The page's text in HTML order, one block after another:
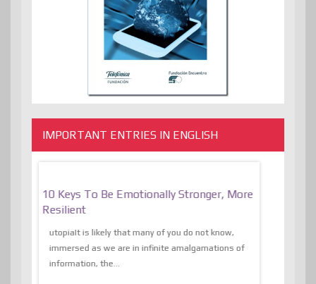
IMPORTANT ENTRIES IN ENGLISH
10 Keys To Be Emotionally Stronger, More
Resilient
utopiaIt is likely that many of you do not know,
immersed as we are in infinite amalgamations of
information, the...